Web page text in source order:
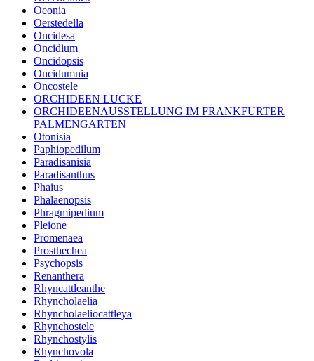
Oeonia
Oerstedella
Oncidesa
Oncidium
Oncidopsis
Oncidumnia
Oncostele
ORCHIDEEN LUCKE
ORCHIDEENAUSSTELLUNG IM FRANKFURTER
PALMENGARTEN
Otonisia
Paphiopedilum
Paradisanisia
Paradisanthus
Phaius
Phalaenopsis
Phragmipedium
Pleione
Promenaea
Prosthechea
Psychopsis
Renanthera
Rhyncattleanthe
Rhyncholaelia
Rhyncholaeliocattleya
Rhynchostele
Rhynchostylis
Rhynchovola